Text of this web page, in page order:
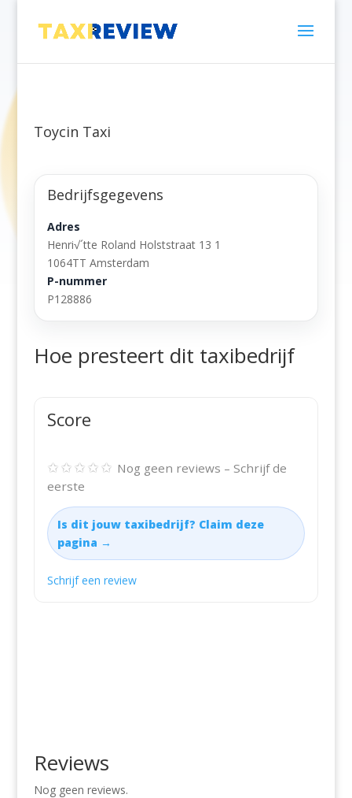
Toycin Taxi
Bedrijfsgegevens
Adres
Henri√´tte Roland Holststraat 13 1
1064TT Amsterdam
P-nummer
P128886
Hoe presteert dit taxibedrijf
Score
✩✩✩✩✩ Nog geen reviews – Schrijf de
eerste
Is dit jouw taxibedrijf? Claim deze
pagina →
Schrijf een review
Reviews
Nog geen reviews.